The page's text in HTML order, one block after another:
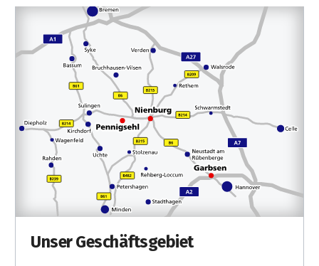
Unser Geschäftsgebiet